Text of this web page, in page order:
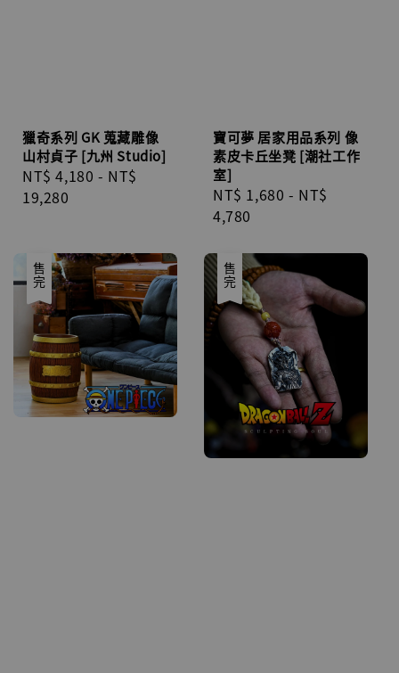
獵奇系列 GK 蒐藏雕像
山村貞子 [九州 Studio]
Regular
price
NT$ 4,180 - NT$
19,280
寶可夢 居家用品系列 像
素皮卡丘坐凳 [潮社工作
室]
Regular
price
NT$ 1,680 - NT$
4,780
售完 售完